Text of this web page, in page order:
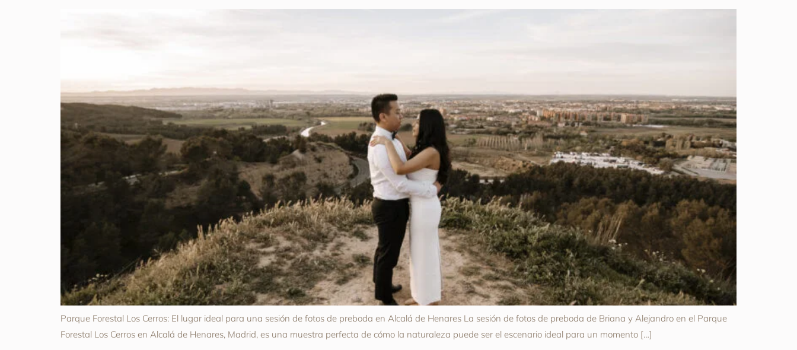
Parque Forestal Los Cerros: El lugar ideal para una sesión de fotos de preboda en Alcalá de Henares La sesión de fotos de preboda de Briana y Alejandro en el Parque
Forestal Los Cerros en Alcalá de Henares, Madrid, es una muestra perfecta de cómo la naturaleza puede ser el escenario ideal para un momento […]